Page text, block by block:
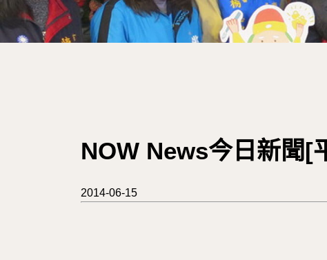
NOW News今日新聞[
2014-06-15